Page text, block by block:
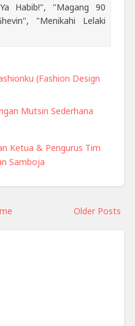
Habib!", "Magang 90
"Menikahi Lelaki
(Fashion Design
Mutsin Sederhana
Ketua & Pengurus Tim
Samboja
Older Posts